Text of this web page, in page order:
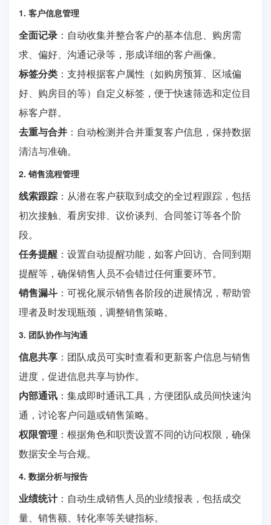
1. 客户信息管理
全面记录 ：自动收集并整合客户的基本信息、购房需
求、偏好、沟通记录等，形成详细的客户画像。
标签分类 ：支持根据客户属性（如购房预算、区域偏
好、购房目的等）自定义标签，便于快速筛选和定位目
标客户群。
去重与合并 ：自动检测并合并重复客户信息，保持数据
清洁与准确。
2. 销售流程管理
线索跟踪 ：从潜在客户获取到成交的全过程跟踪，包括
初次接触、看房安排、议价谈判、合同签订等各个阶
段。
任务提醒 ：设置自动提醒功能，如客户回访、合同到期
提醒等，确保销售人员不会错过任何重要环节。
销售漏斗 ：可视化展示销售各阶段的进展情况，帮助管
理者及时发现瓶颈，调整销售策略。
3. 团队协作与沟通
信息共享 ：团队成员可实时查看和更新客户信息与销售
进度，促进信息共享与协作。
内部通讯 ：集成即时通讯工具，方便团队成员间快速沟
通，讨论客户问题或销售策略。
权限管理 ：根据角色和职责设置不同的访问权限，确保
数据安全与合规。
4. 数据分析与报告
业绩统计：自动生成销售人员的业绩报表，包括成交
量、销售额、转化率等关键指标。